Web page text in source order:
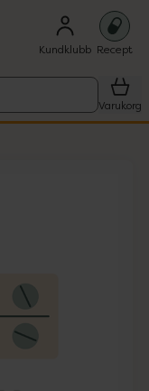
Kundklubb Recept
Varukorg